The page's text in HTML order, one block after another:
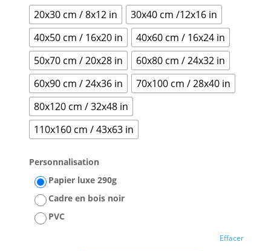
20x30 cm / 8x12 in
30x40 cm /12x16 in
40x50 cm / 16x20 in
40x60 cm / 16x24 in
50x70 cm / 20x28 in
60x80 cm / 24x32 in
60x90 cm / 24x36 in
70x100 cm / 28x40 in
80x120 cm / 32x48 in
110x160 cm / 43x63 in
Personnalisation
Papier luxe 290g
Cadre en bois noir
PVC
Effacer